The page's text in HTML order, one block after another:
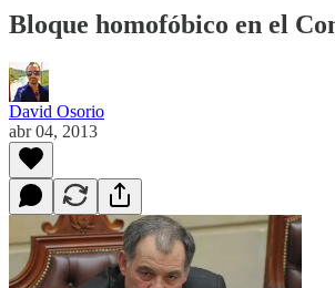
Bloque homofóbico en el
David Osorio
abr 04, 2013